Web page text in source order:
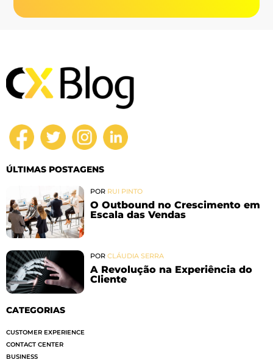
ÚLTIMAS POSTAGENS
POR RUI PINTO
O Outbound no Crescimento em
Escala das Vendas
POR CLÁUDIA SERRA
A Revolução na Experiência do
Cliente
CATEGORIAS
CUSTOMER EXPERIENCE
CONTACT CENTER
BUSINESS